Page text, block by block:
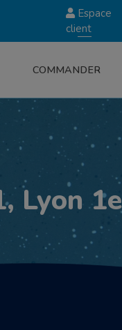
Espace
client
COMMANDER
Lyon